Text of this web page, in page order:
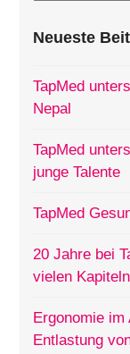
Neueste
TapMed
Nepal
TapMed
junge Talente
TapMed
20 Jahre bei
vielen Kapiteln
Ergonomie
Entlastung